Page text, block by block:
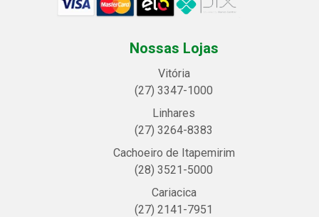
Nossas Lojas
Vitória
(27) 3347-1000
Linhares
(27) 3264-8383
Cachoeiro de Itapemirim
(28) 3521-5000
Cariacica
(27) 2141-7951